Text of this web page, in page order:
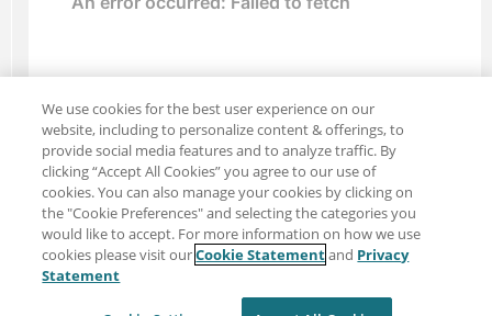
Partager : Courriel
Twitter
Clause de non-responsabilité
Intimité
We use cookies for the best user experience on our
website, including to personalize content & offerings, to
provide social media features and to analyze traffic. By
clicking “Accept All Cookies” you agree to our use of
cookies. You can also manage your cookies by clicking on
the "Cookie Preferences" and selecting the categories you
would like to accept. For more information on how we use
cookies please visit ourCookie Statementand Privacy
Statement